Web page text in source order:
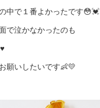
中で１番よかったです😳💓
で泣かなかったのも
願いしたいです👶💛